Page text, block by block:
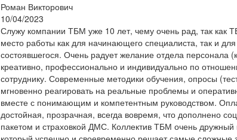
Роман Викторович
10/04/2023
Служу компании ТБМ уже 10 лет, чему очень рад, так как
место работы как для начинающего специалиста, так и
состоявшегося. Очень радует желание отдела персонала
креативно, профессионально и индивидуально по
сотруднику. Современные методики обучения, опросы
мгновенно реагировать на реальные проблемы и
вместе с понимающим и компетентным руководством.
достойная, прозрачная, всегда вовремя, что дополнено
пакетом и страховкой ДМС. Коллектив ТБМ очень дружный